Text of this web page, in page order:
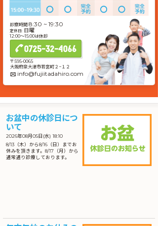
診察時間8:30 ~ 19:30
定休日: 日曜
12:00〜15:00は休診
0725-32-4066
〒595-0065
大阪府泉大津市若宮町２−１２
info@fujiitadahiro.com
お盆中の休診日につ
いて
2026年08月05日(水) 18:10
8/13（木）から8/16（日）までお
休みを頂きます。8/17（月）から
通常通り診療しております。